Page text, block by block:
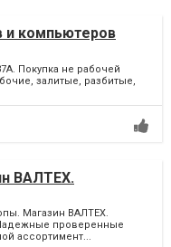
и компьютеров
Покупка не рабочей
залитые, разбитые,
ВАЛТЕХ.
Магазин ВАЛТЕХ.
проверенные
ассортимент...